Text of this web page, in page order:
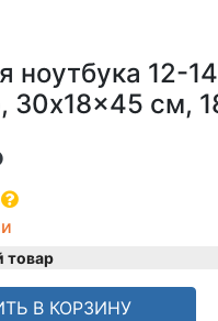
ноутбука 12-
30x18x45 см,
товар
В КОРЗИНУ